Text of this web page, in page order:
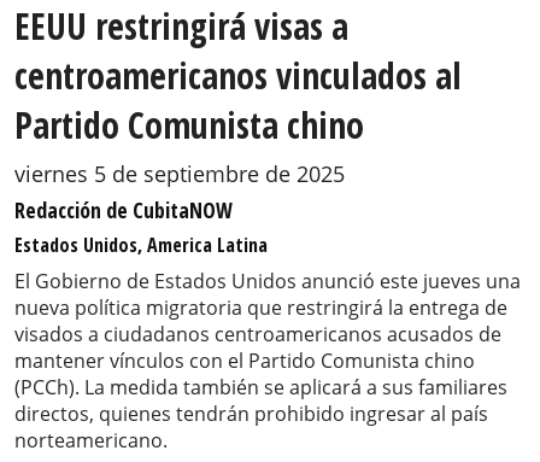
EEUU restringirá visas a
centroamericanos vinculados al
Partido Comunista chino
viernes 5 de septiembre de 2025
Redacción de CubitaNOW
Estados Unidos, America Latina
El Gobierno de Estados Unidos anunció este jueves una
nueva política migratoria que restringirá la entrega de
visados a ciudadanos centroamericanos acusados de
mantener vínculos con el Partido Comunista chino
(PCCh). La medida también se aplicará a sus familiares
directos, quienes tendrán prohibido ingresar al país
norteamericano.